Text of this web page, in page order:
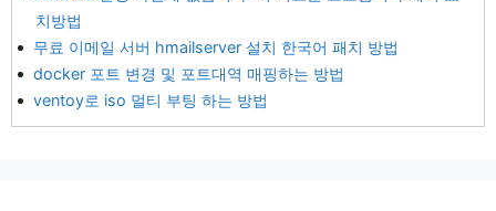
치방법
무료 이메일 서버 hmailserver 설치 한국어 패치 방법
docker 포트 변경 및 포트대역 매핑하는 방법
ventoy로 iso 멀티 부팅 하는 방법